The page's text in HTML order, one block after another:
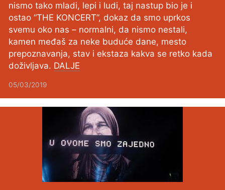
nismo tako mladi, lepi i ludi, taj nastup bio je i
ostao “THE KONCERT”, dokaz da smo uprkos
svemu oko nas – normalni, da nismo nestali,
kamen međaš za neke buduće dane, mesto
prepoznavanja, stav i ekstaza kakva se retko kada
doživljava. DALJE
05/03/2019